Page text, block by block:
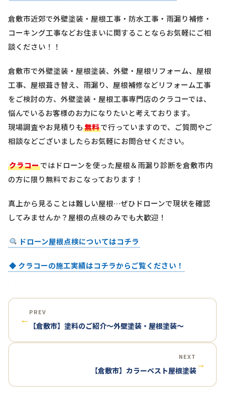
倉敷市近郊で外壁塗装・屋根工事・防水工事・雨漏り補修・
コーキング工事などお住まいに関することならお気軽にご相
談ください！！
倉敷市で外壁塗装・屋根塗装、外壁・屋根リフォーム、屋根
工事、屋根葺き替え、雨漏り、屋根補修などリフォーム工事
をご検討の方、外壁塗装・屋根工事専門店のクラコーでは、
悩んでいるお客様のお力になりたいと考えております。
現場調査やお見積りも無料で行っていますので、ご質問やご
相談などございましたらお気軽にお問合せください。
クラコーではドローンを使った屋根＆雨漏り診断を倉敷市内
の方に限り無料でおこなっております！
真上から見ることは難しい屋根…ぜひドローンで現状を確認
してみませんか？屋根の点検のみでも大歓迎！
ドローン屋根点検についてはコチラ
◆ クラコーの施工実績はコチラからご覧ください！
←
PREV
【倉敷市】塗料のご紹介～外壁塗装・屋根塗装～
NEXT
【倉敷市】カラーベスト屋根塗装
→